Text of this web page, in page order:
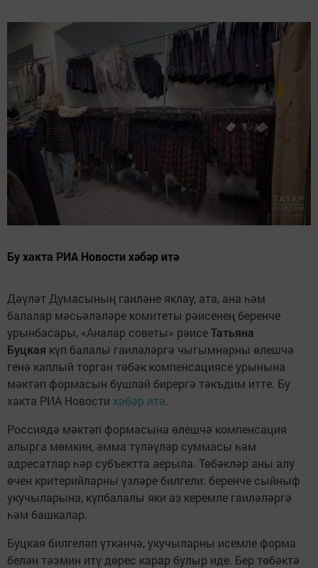
Бу хакта РИА Новости хәбәр итә
Дәүләт Думасының гаиләне яклау, ата, ана һәм
балалар мәсьәләләре комитеты рәисенең беренче
урынбасары, «Аналар советы» рәисеТатьяна
Буцкая күп балалы гаиләләргә чыгымнарны өлешчә
генә каплый торган төбәк компенсациясе урынына
мәктәп формасын бушлай бирергә тәкъдим итте. Бу
хакта РИА Новости хәбәр итә.
Россиядә мәктәп формасына өлешчә компенсация
алырга мөмкин, әмма түләүләр суммасы һәм
адресатлар һәр субъектта аерыла. Төбәкләр аны алу
өчен критерийларны үзләре билгели: беренче сыйныф
укучыларына, күпбалалы яки аз керемле гаиләләргә
һәм башкалар.
Буцкая билгеләп үткәнчә, укучыларны исемле форма
белән тәэмин итү дөрес карар булыр иде. Бер төбәктә